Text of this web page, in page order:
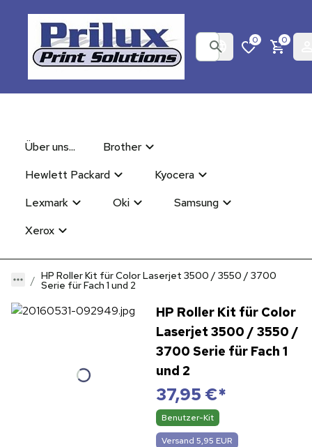
0 0
Über uns...
Brother
Hewlett Packard
Kyocera
Lexmark
Oki
Samsung
Xerox
HP Roller Kit für Color Laserjet 3500 / 3550 / 3700
Serie für Fach 1 und 2
HP Roller Kit für Color
Laserjet 3500 / 3550 /
3700 Serie für Fach 1
und 2
37,95 €*
Benutzer-Kit
Versand 5,95 EUR